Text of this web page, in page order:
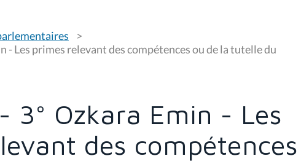
- Les primes relevant des compétences ou de la tutelle du
3° Ozkara Emin - Les
des compétences